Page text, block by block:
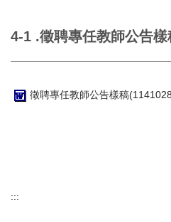
4-1 .徵聘專任教師公告樣
徵聘專任教師公告樣稿
:::